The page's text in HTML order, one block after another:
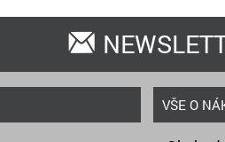
VŠE O